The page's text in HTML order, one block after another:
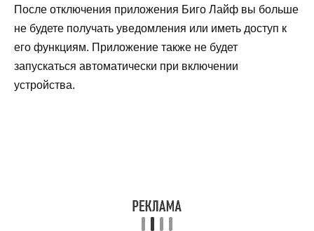
После отключения приложения Биго Лайф вы больше
не будете получать уведомления или иметь доступ к
его функциям. Приложение также не будет
запускаться автоматически при включении
устройства.